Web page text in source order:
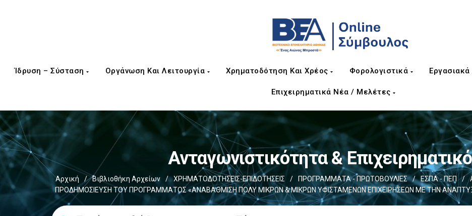
Ίδρυση – Σύσταση Οργάνωση Και Λειτουργία Χρηματοδότηση Και Χρέος Φορολογιστικά
Επιχειρηματικά Νέα / Μελέτες
Ανταγωνιστικότητα &
Αρχική / Βιβλιοθήκη Αρχείων / ΧΡΗΜΑΤΟΔΟΤΗΣΕΙΣ-ΕΠΙΔΟΤΗΣΕΙΣ / ΠΡΟΓΡΑΜΜΑΤΑ - ΠΡΩΤΟΒΟΥΛΙΕΣ / ΕΣΠΑ - ΠΕΠ /
ΠΡΟΔΗΜΟΣΙΕΥΣΗ ΤΟΥ ΠΡΟΓΡΑΜΜΑΤΟΣ «ΑΝΑΒΑΘΜΙΣΗ ΠΟΛΥ ΜΙΚΡΩΝ & ΜΙΚΡΩΝ ΥΦΙΣΤΑΜΕΝΩΝ ΕΠΙΧΕΙΡΗΣΕΩΝ ΜΕ ΤΗΝ